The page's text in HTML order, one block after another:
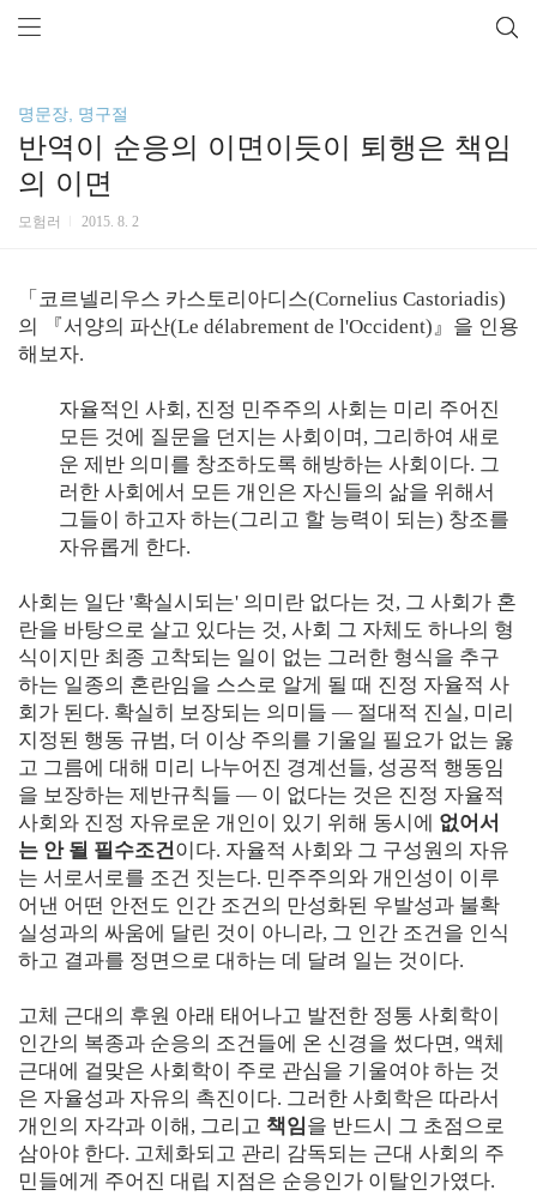
명문장, 명구절
반역이 순응의 이면이듯이 퇴행은 책임
의 이면
모험러 2015. 8. 2
「코르넬리우스 카스토리아디스(Cornelius Castoriadis)
의 『서양의 파산(Le délabrement de l'Occident)』을 인용
해보자.
자율적인 사회, 진정 민주주의 사회는 미리 주어진
모든 것에 질문을 던지는 사회이며, 그리하여 새로
운 제반 의미를 창조하도록 해방하는 사회이다. 그
러한 사회에서 모든 개인은 자신들의 삶을 위해서
그들이 하고자 하는(그리고 할 능력이 되는) 창조를
자유롭게 한다.
사회는 일단 '확실시되는' 의미란 없다는 것, 그 사회가 혼
란을 바탕으로 살고 있다는 것, 사회 그 자체도 하나의 형
식이지만 최종 고착되는 일이 없는 그러한 형식을 추구
하는 일종의 혼란임을 스스로 알게 될 때 진정 자율적 사
회가 된다. 확실히 보장되는 의미들 ― 절대적 진실, 미리
지정된 행동 규범, 더 이상 주의를 기울일 필요가 없는 옳
고 그름에 대해 미리 나누어진 경계선들, 성공적 행동임
을 보장하는 제반규칙들 ― 이 없다는 것은 진정 자율적
사회와 진정 자유로운 개인이 있기 위해 동시에 없어서
는 안 될 필수조건이다. 자율적 사회와 그 구성원의 자유
는 서로서로를 조건 짓는다. 민주주의와 개인성이 이루
어낸 어떤 안전도 인간 조건의 만성화된 우발성과 불확
실성과의 싸움에 달린 것이 아니라, 그 인간 조건을 인식
하고 결과를 정면으로 대하는 데 달려 일는 것이다.
고체 근대의 후원 아래 태어나고 발전한 정통 사회학이
인간의 복종과 순응의 조건들에 온 신경을 썼다면, 액체
근대에 걸맞은 사회학이 주로 관심을 기울여야 하는 것
은 자율성과 자유의 촉진이다. 그러한 사회학은 따라서
개인의 자각과 이해, 그리고 책임을 반드시 그 초점으로
삼아야 한다. 고체화되고 관리 감독되는 근대 사회의 주
민들에게 주어진 대립 지점은 순응인가 이탈인가였다.